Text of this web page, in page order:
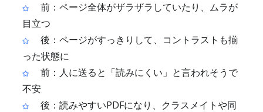
前：ページ全体がザラザラしていたり、ムラが
目立つ
後：ページがすっきりして、コントラストも揃
った状態に
前：人に送ると「読みにくい」と言われそうで
不安
後：読みやすいPDFになり、クラスメイトや同